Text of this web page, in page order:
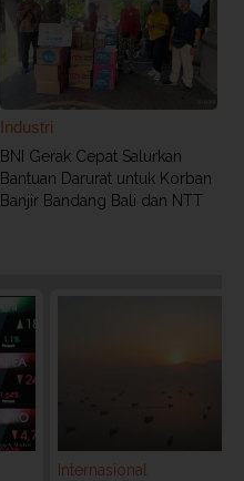
Industri
BNI Gerak Cepat Salurkan
Bantuan Darurat untuk Korban
Banjir Bandang Bali dan NTT
Internasional